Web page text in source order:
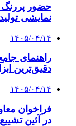
نمایشی
۱۴۰۵/۰۴/۱۴
راهنمای
دقیق‌ترین
۱۴۰۵/۰۴/۱۴
فراخوان
در آئین